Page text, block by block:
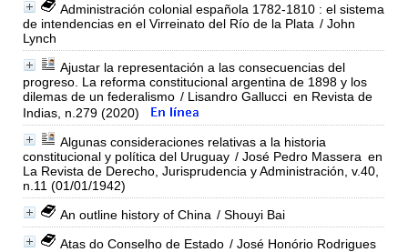
Administración colonial española 1782-1810 : el sistema
de intendencias en el Virreinato del Río de la Plata / John
Lynch
Ajustar la representación a las consecuencias del
progreso. La reforma constitucional argentina de 1898 y los
dilemas de un federalismo / Lisandro Gallucci en Revista de
Indias, n.279 (2020)
Algunas consideraciones relativas a la historia
constitucional y política del Uruguay / José Pedro Massera en
La Revista de Derecho, Jurisprudencia y Administración, v.40,
n.11 (01/01/1942)
An outline history of China / Shouyi Bai
Atas do Conselho de Estado / José Honório Rodrigues